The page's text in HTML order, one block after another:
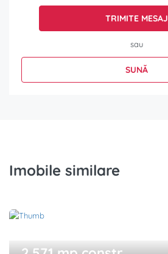
TRIMITE MESAJ
sau
SUNĂ
Imobile similare